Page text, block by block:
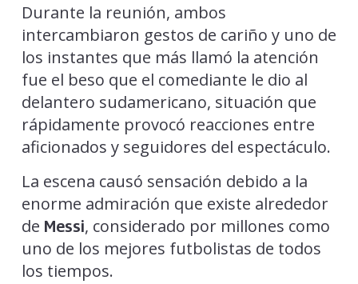
Durante la reunión, ambos
intercambiaron gestos de cariño y uno de
los instantes que más llamó la atención
fue el beso que el comediante le dio al
delantero sudamericano, situación que
rápidamente provocó reacciones entre
aficionados y seguidores del espectáculo.
La escena causó sensación debido a la
enorme admiración que existe alrededor
de Messi, considerado por millones como
uno de los mejores futbolistas de todos
los tiempos.